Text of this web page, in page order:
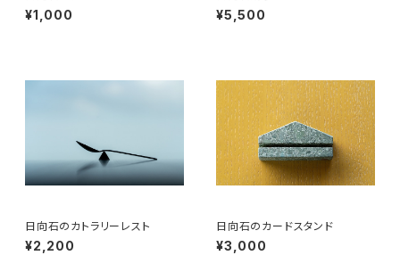
¥1,000 ¥5,500
日向石のカトラリーレスト
¥2,200
日向石のカードスタンド
¥3,000